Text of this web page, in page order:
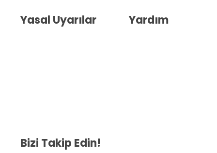
Yasal Uyarılar Yardım
Bizi Takip Edin!